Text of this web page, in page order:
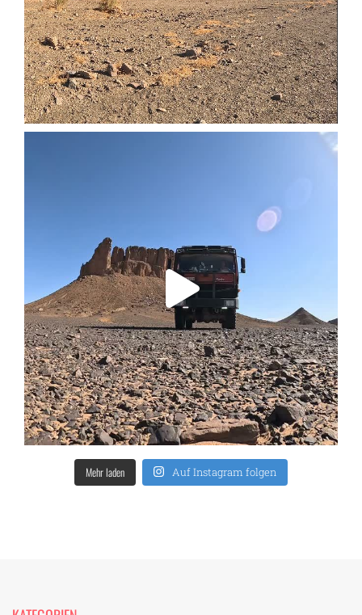
Mehr laden Auf Instagram folgen